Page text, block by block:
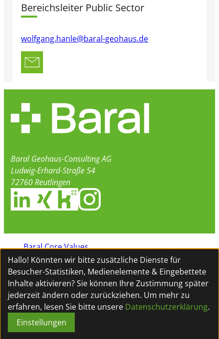
Bereichsleiter Public Sector
wolfgang.hanle@baral-geohaus.de
Baral Geohaus-Consulting AG
Ludwig-Erhard-Straße 54
72760 Reutlingen
Baral Core Values
Datenschutz
Impressum
Verhaltenskodex
Cookie-Einstellung
Baral AG
Neues
Kontakt
Hallo! Könnten wir bitte zusätzliche Dienste für
Besucher-Statistiken, Medienelemente & Eingebettete
Inhalteaktivieren? Sie können Ihre Zustimmung später
jederzeit ändern oder zurückziehen. Um mehr zu
erfahren, lesen Sie bitte unsere Datenschutzerklärung.
Einstellungen